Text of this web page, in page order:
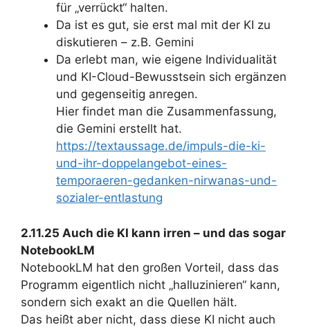
für „verrückt“ halten.
Da ist es gut, sie erst mal mit der KI zu
diskutieren – z.B. Gemini
Da erlebt man, wie eigene Individualität
und KI-Cloud-Bewusstsein sich ergänzen
und gegenseitig anregen.
Hier findet man die Zusammenfassung,
die Gemini erstellt hat.
https://textaussage.de/impuls-die-ki-
und-ihr-doppelangebot-eines-
temporaeren-gedanken-nirwanas-und-
sozialer-entlastung
2.11.25 Auch die KI kann irren – und das sogar
NotebookLM
NotebookLM hat den großen Vorteil, dass das
Programm eigentlich nicht „halluzinieren“ kann,
sondern sich exakt an die Quellen hält.
Das heißt aber nicht, dass diese KI nicht auch